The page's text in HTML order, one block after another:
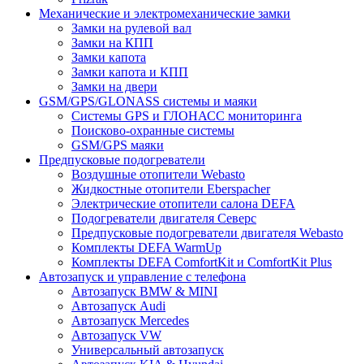
Механические и электромеханические замки
Замки на рулевой вал
Замки на КПП
Замки капота
Замки капота и КПП
Замки на двери
GSM/GPS/GLONASS системы и маяки
Системы GPS и ГЛОНАСС мониторинга
Поисково-охранные системы
GSM/GPS маяки
Предпусковые подогреватели
Воздушные отопители Webasto
Жидкостные отопители Eberspacher
Электрические отопители салона DEFA
Подогреватели двигателя Северс
Предпусковые подогреватели двигателя Webasto
Комплекты DEFA WarmUp
Комплекты DEFA ComfortKit и ComfortKit Plus
Автозапуск и управление с телефона
Автозапуск BMW & MINI
Автозапуск Audi
Автозапуск Mercedes
Автозапуск VW
Универсальный автозапуск